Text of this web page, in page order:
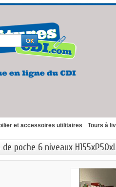
et accessoires utilitaires
Tours à
poche 6 niveaux